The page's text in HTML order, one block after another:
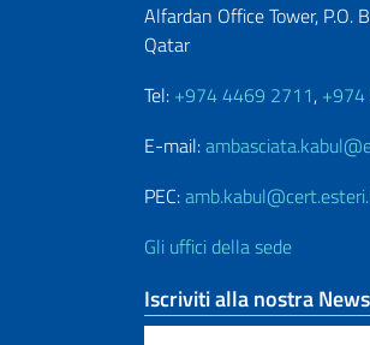
Alfardan Office Tower, P.O.
Qatar
Tel: +974 4469 2711,
E-mail:
PEC:
Gli uffici della sede
Iscriviti alla nostra